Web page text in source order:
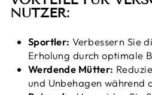
NUTZER:
Sportler: Verbessern Sie
Erholung durch optimale
Werdende Mütter:
und Unbehagen während